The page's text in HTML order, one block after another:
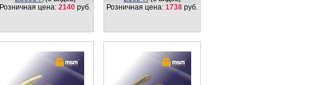
Розничная цена: 2140 руб.
Розничная цена: 1738 руб.